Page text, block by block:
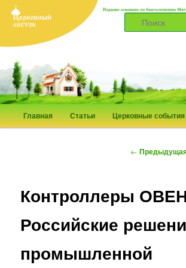
Церковный листок
Главное
меню
Перейти
содержимому
Главная Статьи Церковные события
Навигация
←
Контроллеры
Российские
промышленной